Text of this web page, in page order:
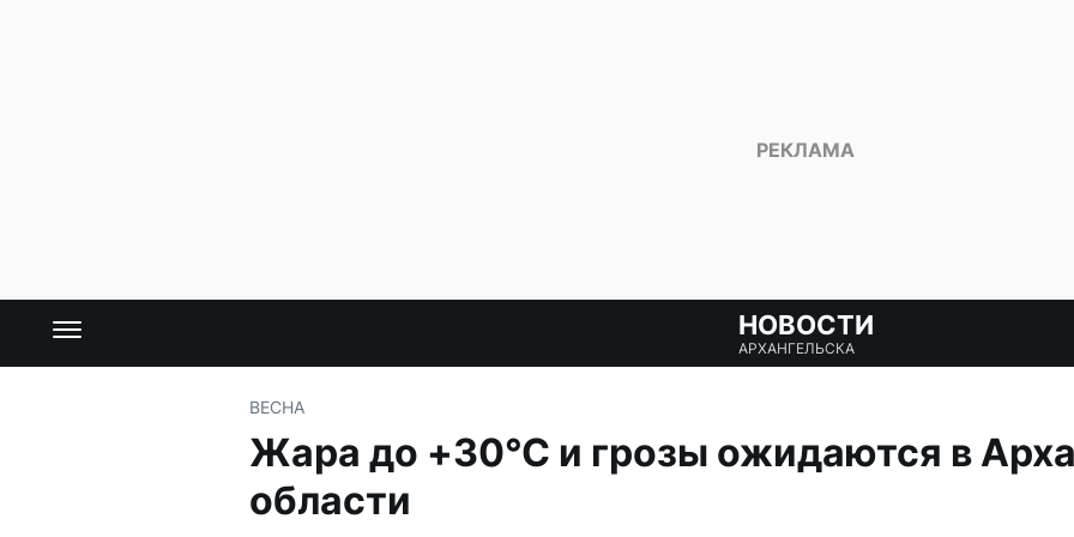
НОВОСТИ
АРХАНГЕЛЬСКА
ВЕСНА
Жара до +30°С и грозы ожидаются в
области